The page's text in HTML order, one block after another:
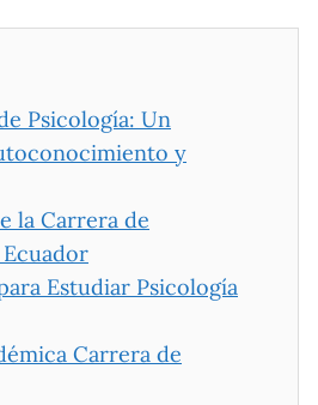
Psicología: Un
y
la Carrera de
Estudiar Psicología
Carrera de